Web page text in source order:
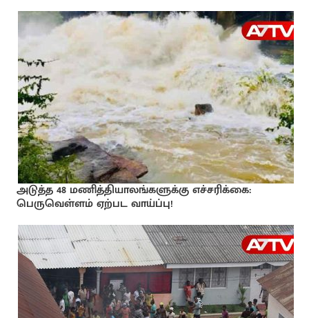
அடுத்த 48 மணித்தியாலங்களுக்கு எச்சரிக்கை:
பெருவெள்ளம் ஏற்பட வாய்ப்பு!